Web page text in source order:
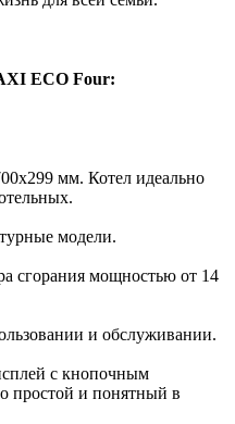
ECO Four:
мм. Котел идеально
модели.
сгорания мощностью от 14
и обслуживании.
с кнопочным
простой и понятный в